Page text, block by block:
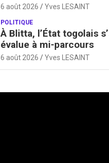
6 août 2026 Yves LESAINT
POLITIQUE
À Blitta, l’État togolais
évalue à mi-parcours
6 août 2026 Yves LESAINT